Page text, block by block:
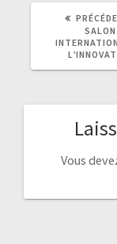
ARTICLE
PRÉCÉDENT
SALON
ARTICLE
Vous